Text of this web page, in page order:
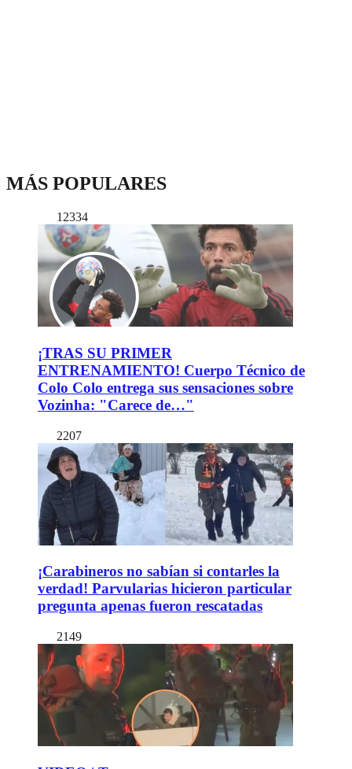
MÁS POPULARES
12334
¡TRAS SU PRIMER
ENTRENAMIENTO! Cuerpo Técnico de
Colo Colo entrega sus sensaciones sobre
Vozinha: "Carece de…"
2207
¡Carabineros no sabían si contarles la
verdad! Parvularias hicieron particular
pregunta apenas fueron rescatadas
2149